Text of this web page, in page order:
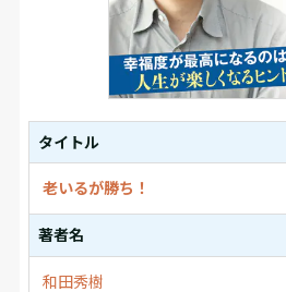
タイトル
老いるが勝ち！
著者名
和田秀樹